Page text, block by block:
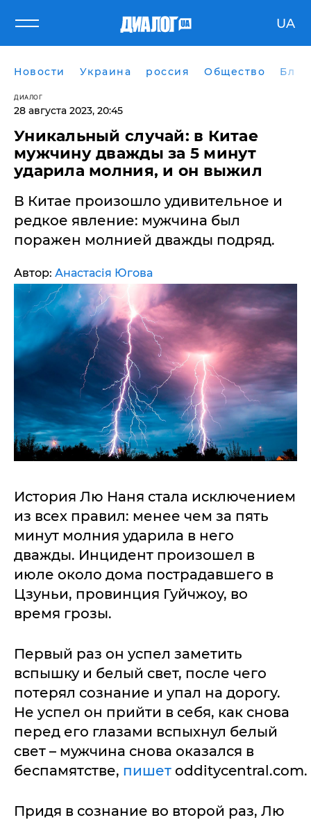
UA
Новости Украина россия Общество
ДИАЛОГ
28 августа 2023, 20:45
Уникальный случай: в Китае
мужчину дважды за 5 минут
ударила молния, и он выжил
В Китае произошло удивительное и
редкое явление: мужчина был
поражен молнией дважды подряд.
Автор: Анастасія Югова
История Лю Наня стала исключением
из всех правил: менее чем за пять
минут молния ударила в него
дважды. Инцидент произошел в
июле около дома пострадавшего в
Цзуньи, провинция Гуйчжоу, во
время грозы.
Первый раз он успел заметить
вспышку и белый свет, после чего
потерял сознание и упал на дорогу.
Не успел он прийти в себя, как снова
перед его глазами вспыхнул белый
свет – мужчина снова оказался в
беспамятстве, пишет odditycentral.com.
Придя в сознание во второй раз, Лю